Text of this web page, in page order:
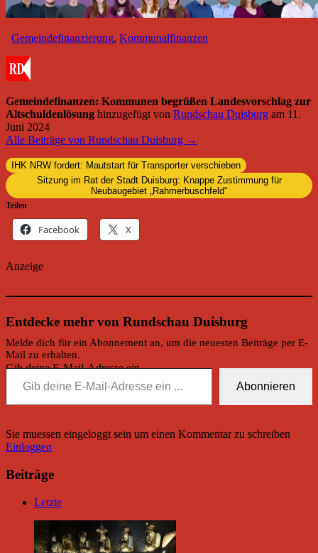
Gemeindefinanzierung, Kommunalfinanzen
Gemeindefinanzen: Kommunen begrüßen Landesvorschlag zur
Altschuldenlösung hinzugefügt von Rundschau Duisburg am 11.
Juni 2024
Alle Beiträge von Rundschau Duisburg →
IHK NRW fordert: Mautstart für Transporter verschieben
Sitzung im Rat der Stadt Duisburg: Knappe Zustimmung für
Neubaugebiet „Rahmerbuschfeld“
Teilen
Facebook X
Anzeige
Entdecke mehr von Rundschau Duisburg
Melde dich für ein Abonnement an, um die neuesten Beiträge per E-
Mail zu erhalten.
Gib deine E-Mail-Adresse ein ...
Abonnieren
Sie muessen eingeloggt sein um einen Kommentar zu schreiben
Einloggen
Beiträge
Letzte